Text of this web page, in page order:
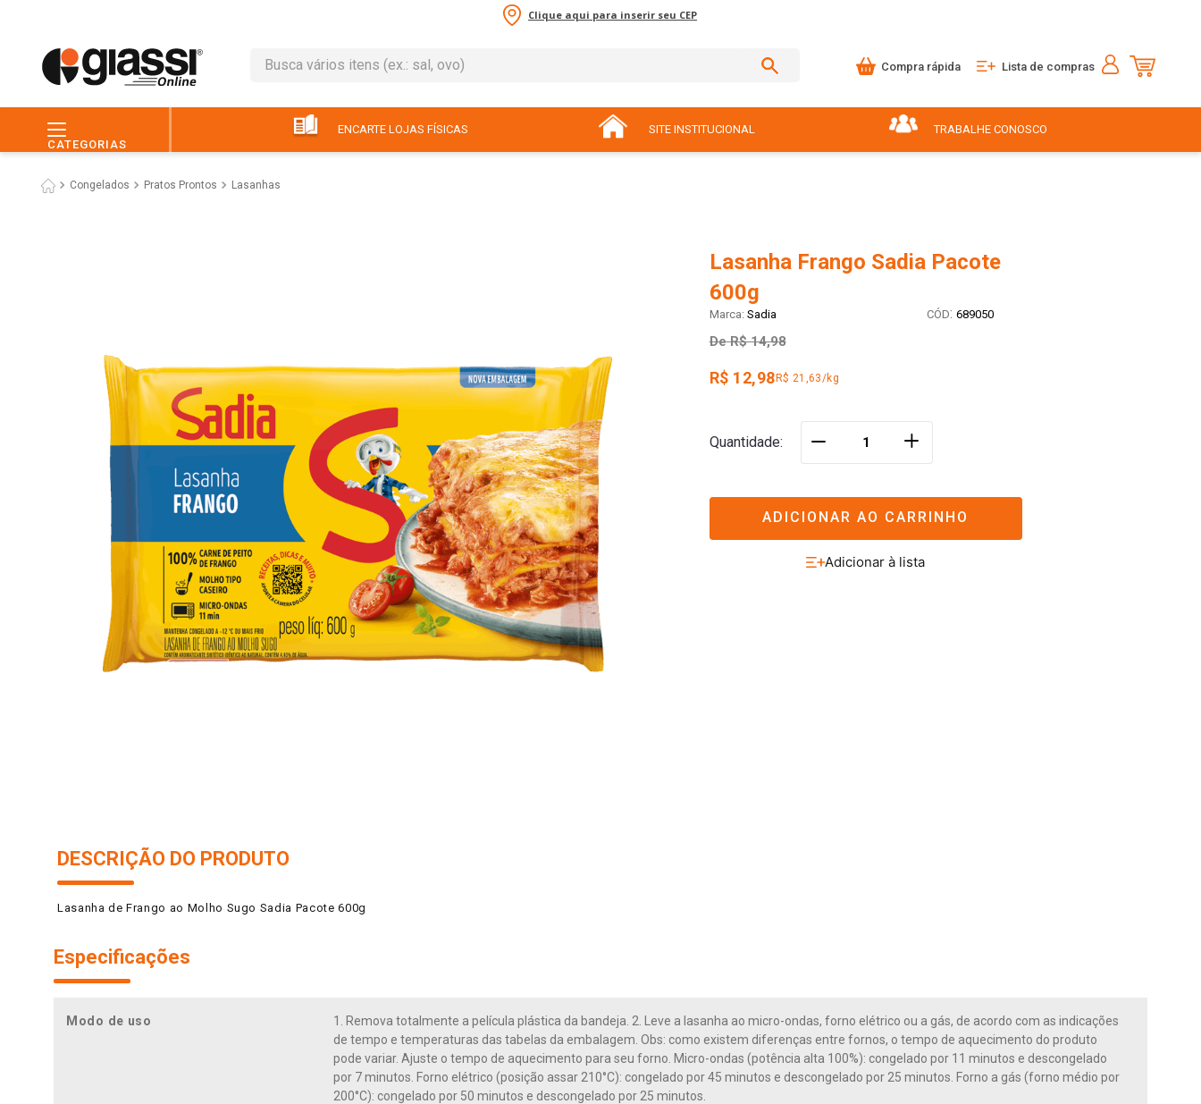
Clique aqui para inserir seu CEP
Busca vários itens (ex.: sal, ovo)
Compra rápida Lista de compras
CATEGORIAS
ENCARTE LOJAS FÍSICAS SITE INSTITUCIONAL TRABALHE CONOSCO
Congelados Pratos Prontos Lasanhas
Lasanha Frango Sadia Pacote
600g
Sadia : 689050
De R$ 14,98
R$ 12,98R$ 21,63/kg
Quantidade ＋
ADICIONAR AO CARRINHO
DESCRIÇÃO DO PRODUTO
Lasanha de Frango ao Molho Sugo Sadia Pacote 600g
Especificações
Modo de uso
1. Remova totalmente a película plástica da bandeja. 2. Leve a lasanha ao micro-ondas, forno elétrico ou a gás, de acordo com as indicações
de tempo e temperaturas das tabelas da embalagem. Obs: como existem diferenças entre fornos, o tempo de aquecimento do produto
pode variar. Ajuste o tempo de aquecimento para seu forno. Micro-ondas (potência alta 100%): congelado por 11 minutos e descongelado
por 7 minutos. Forno elétrico (posição assar 210°C): congelado por 45 minutos e descongelado por 25 minutos. Forno a gás (forno médio por
200°C): congelado por 50 minutos e descongelado por 25 minutos.
leite
3º
9º pão
10